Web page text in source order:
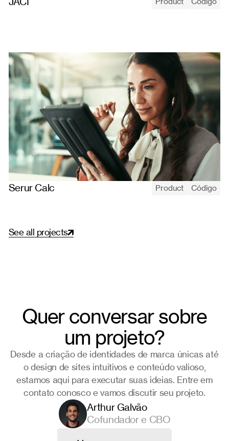
Serur Calc Product
Código
See al projects
Quer conversar sobre
um projeto?
Desde a criação de identidades de marca únicas até
o design de sites intuitivos e conteúdo valioso,
estamos aqui para executar suas ideias. Entre em
contato conosco e vamos discutir seu projeto.
Arthur Galvão
Cofundador e CBO